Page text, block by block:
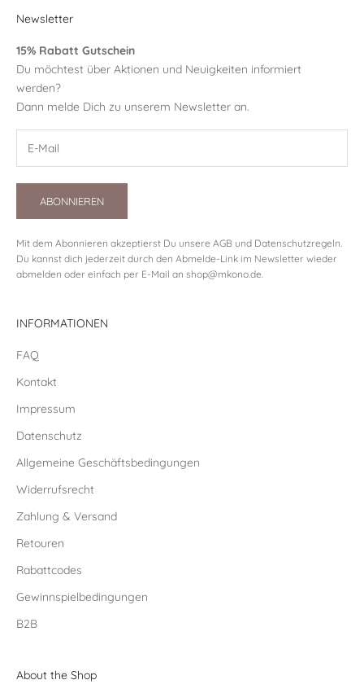
Newsletter
15% Rabatt Gutschein
Du möchtest über Aktionen und Neuigkeiten informiert
werden?
Dann melde Dich zu unserem Newsletter an.
ABONNIEREN
Mit dem Abonnieren akzeptierst Du unsere AGB und Datenschutzregeln
Du kannst dich jederzeit durch den Abmelde-Link im Newsletter wieder
abmelden oder einfach per E-Mail an shop@mkono.de
INFORMATIONEN
FAQ
Kontakt
Impressum
Datenschutz
Allgemeine Geschäftsbedingungen
Widerrufsrecht
Zahlung & Versand
Retouren
Rabattcodes
Gewinnspielbedingungen
B2B
About the Shop